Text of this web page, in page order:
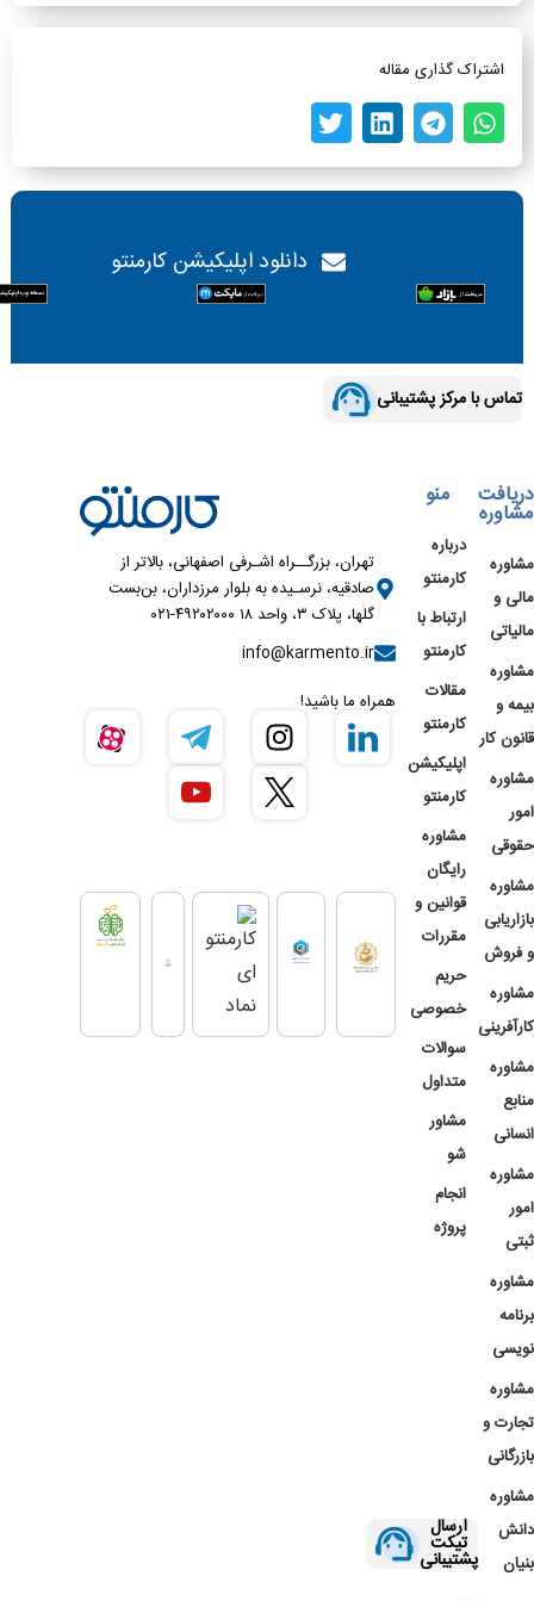
اشتراک گذاری مقاله
دانلود اپلیکیشن کارمنتو
تماس با مرکز پشتیبانی
دریافت
مشاوره
مشاوره
مالی و
مالیاتی
مشاوره
بیمه و
قانون کار
مشاوره
امور
حقوقی
مشاوره
بازاریابی
و فروش
مشاوره
کارآفرینی
مشاوره
منابع
انسانی
مشاوره
امور
ثبتی
مشاوره
برنامه
نویسی
مشاوره
تجارت و
بازرگانی
مشاوره
دانش
بنیان
منو
درباره
کارمنتو
ارتباط با
کارمنتو
مقالات
کارمنتو
اپلیکیشن
کارمنتو
مشاوره
رایگان
قوانین و
مقررات
حریم
خصوصی
سوالات
متداول
مشاور
شو
انجام
پروژه
ارسال
تیکت
پشتیبانی
تهران، بزرگــراه اشـرفی اصفهانی، بالاتر از
صادقیه، نرسـیده به بلوار مرزداران، بن‌بست
گلها، پلاک ۳، واحد ۱۸ ۴۹۲۰۲۰۰۰-۰۲۱
info@karmento.ir
همراه ما باشید!